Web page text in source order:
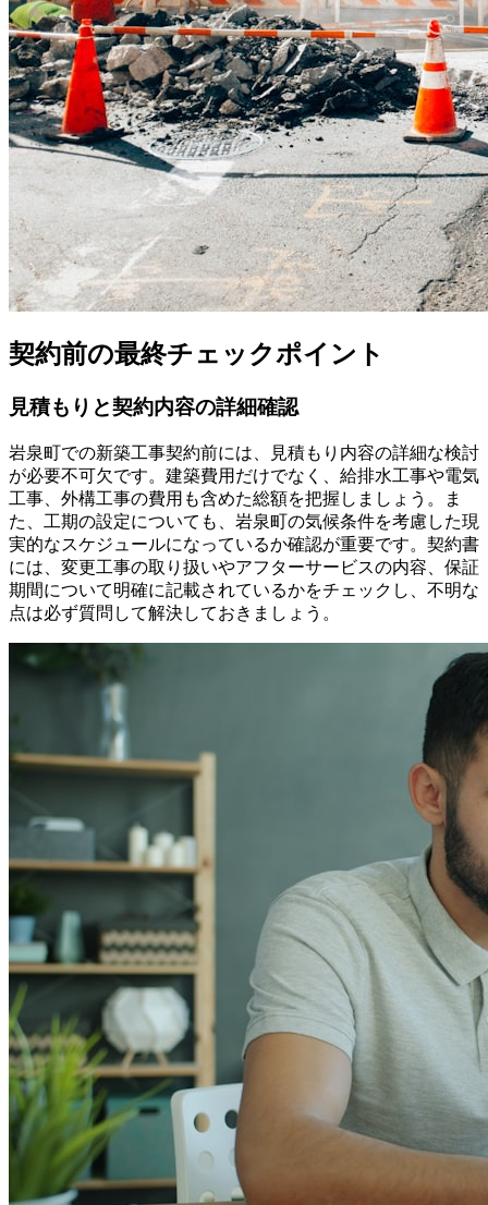
契約前の最終チェックポイント
見積もりと契約内容の詳細確認
岩泉町での新築工事契約前には、見積もり内容の詳細な検討
が必要不可欠です。建築費用だけでなく、給排水工事や電気
工事、外構工事の費用も含めた総額を把握しましょう。ま
た、工期の設定についても、岩泉町の気候条件を考慮した現
実的なスケジュールになっているか確認が重要です。契約書
には、変更工事の取り扱いやアフターサービスの内容、保証
期間について明確に記載されているかをチェックし、不明な
点は必ず質問して解決しておきましょう。